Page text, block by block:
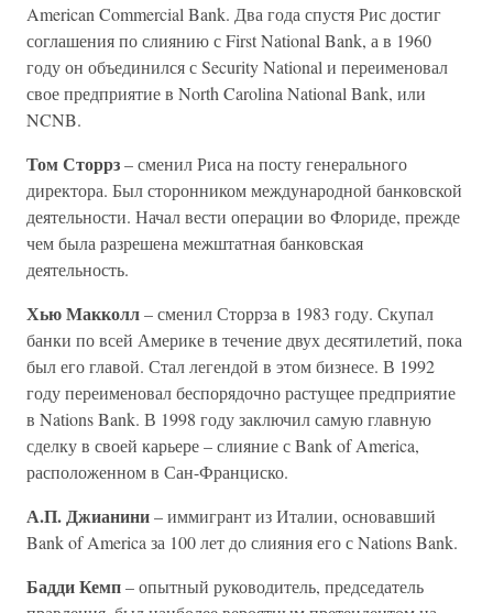
American Commercial Bank. Два года спустя Рис достиг
соглашения по слиянию с First National Bank, а в 1960
году он объединился с Security National и переименовал
свое предприятие в North Carolina National Bank, или
NCNB.
Том Сторрз– сменил Риса на посту генерального
директора. Был сторонником международной банковской
деятельности. Начал вести операции во Флориде, прежде
чем была разрешена межштатная банковская
деятельность.
Хью Макколл– сменил Сторрза в 1983 году. Скупал
банки по всей Америке в течение двух десятилетий, пока
был его главой. Стал легендой в этом бизнесе. В 1992
году переименовал беспорядочно растущее предприятие
в Nations Bank. В 1998 году заключил самую главную
сделку в своей карьере – слияние с Bank of America,
расположенном в Сан-Франциско.
А.П. Джианини– иммигрант из Италии, основавший
Bank of America за 100 лет до слияния его с Nations Bank.
Бадди Кемп– опытный руководитель, председатель